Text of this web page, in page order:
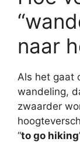
naar
Als het gaat
wandeling,
zwaarder
“to go hiking